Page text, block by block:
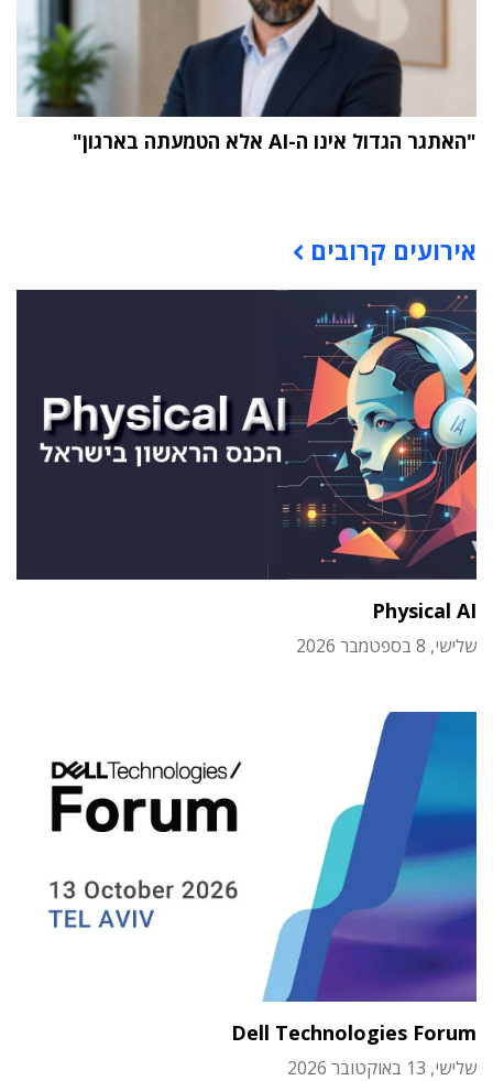
"האתגר הגדול אינו ה-AI אלא הטמעתה בארגון"
אירועים קרובים
Physical AI
שלישי, 8 בספטמבר 2026
Dell Technologies Forum
שלישי, 13 באוקטובר 2026